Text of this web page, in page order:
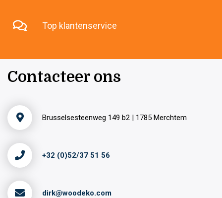
Top klantenservice
Contacteer ons
Brusselsesteenweg 149 b2 | 1785 Merchtem
+32 (0)52/37 51 56
dirk@woodeko.com